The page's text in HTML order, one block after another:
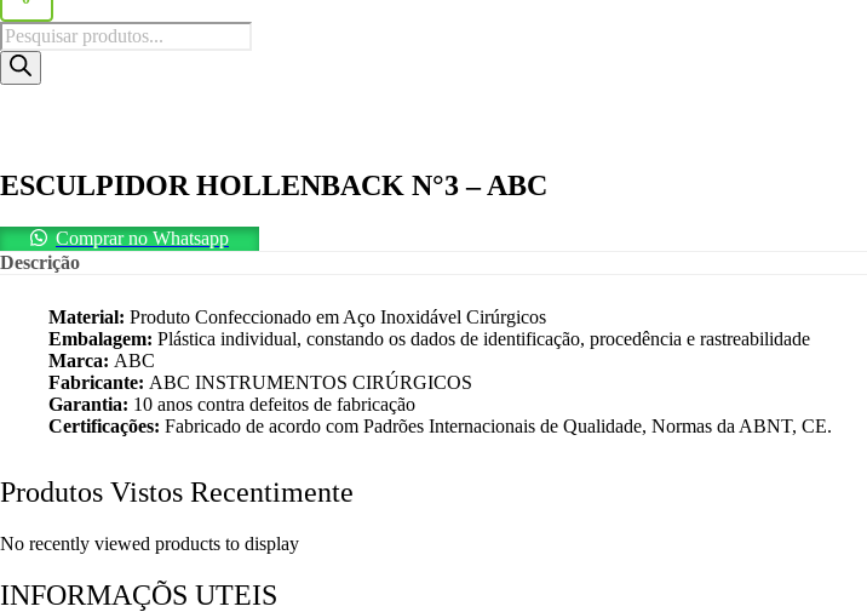
Pesquisar
produtos
ESCULPIDOR HOLLENBACK N°3 – ABC
Comprar no Whatsapp
Descrição
Material: Produto Confeccionado em Aço Inoxidável Cirúrgicos
Embalagem: Plástica individual, constando os dados de identificação, procedência e rastreabilidade
Marca: ABC
Fabricante: ABC INSTRUMENTOS CIRÚRGICOS
Garantia: 10 anos contra defeitos de fabricação
Certificações: Fabricado de acordo com Padrões Internacionais de Qualidade, Normas da ABNT, CE.
Produtos Vistos Recentimente
No recently viewed products to display
INFORMAÇÕS UTEIS